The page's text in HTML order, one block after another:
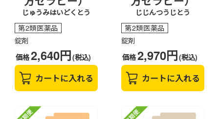
じゅうみはいどくとう
第2類医薬品
錠剤
価格2,640円(税込)
カートに入れる
じじんつうじとう
第2類医薬品
錠剤
価格2,970円(税込)
カートに入れる